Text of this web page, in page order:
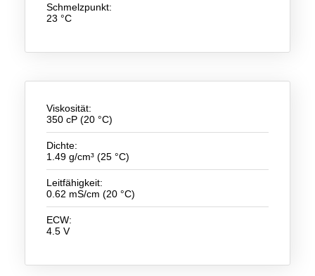
Funktionsfluide & Additive
Toxizität von ionischen Flüssigkeiten
Über Uns
Investor Relations
Schmelzpunkt:
23 °C
Viskosität:
350 cP (20 °C)
Dichte:
1.49 g/cm³ (25 °C)
Leitfähigkeit:
0.62 mS/cm (20 °C)
ECW:
4.5 V